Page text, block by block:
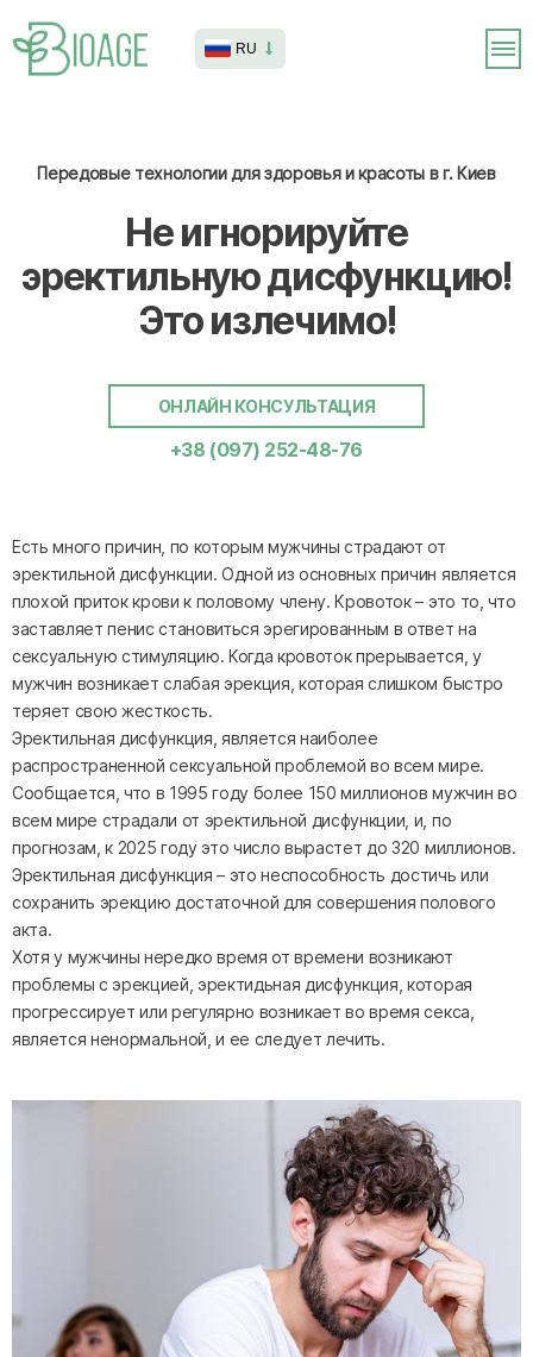
RU
Передовые технологии для здоровья и красоты в г. Киев
Не игнорируйте
эректильную дисфункцию!
Это излечимо!
ОНЛАЙН КОНСУЛЬТАЦИЯ
+38 (097) 252-48-76
Есть много причин, по которым мужчины страдают от
эректильной дисфункции. Одной из основных причин является
плохой приток крови к половому члену. Кровоток – это то, что
заставляет пенис становиться эрегированным в ответ на
сексуальную стимуляцию. Когда кровоток прерывается, у
мужчин возникает слабая эрекция, которая слишком быстро
теряет свою жесткость.
Эректильная дисфункция, является наиболее
распространенной сексуальной проблемой во всем мире.
Сообщается, что в 1995 году более 150 миллионов мужчин во
всем мире страдали от эректильной дисфункции, и, по
прогнозам, к 2025 году это число вырастет до 320 миллионов.
Эректильная дисфункция – это неспособность достичь или
сохранить эрекцию достаточной для совершения полового
акта.
Хотя у мужчины нередко время от времени возникают
проблемы с эрекцией, эректидьная дисфункция, которая
прогрессирует или регулярно возникает во время секса,
является ненормальной, и ее следует лечить.